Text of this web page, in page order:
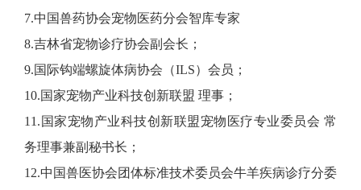
7.中国兽药协会宠物医药分会智库专家
8.吉林省宠物诊疗协会副会长；
9.国际钩端螺旋体病协会（ILS）会员；
10.国家宠物产业科技创新联盟 理事；
11.国家宠物产业科技创新联盟宠物医疗专业委员会 常
务理事兼副秘书长；
12.中国兽医协会团体标准技术委员会牛羊疾病诊疗分委